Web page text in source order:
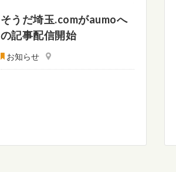
そうだ埼玉.comがaumoへ
の記事配信開始
お知らせ